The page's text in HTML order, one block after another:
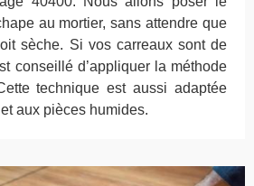
au mortier, sans attendre que
sèche. Si vos carreaux sont de
conseillé d’appliquer la méthode
technique est aussi adaptée
aux pièces humides.